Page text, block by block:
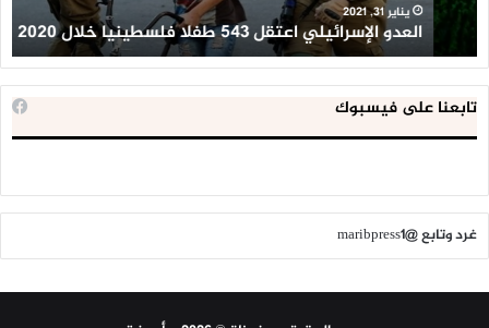
يناير 31, 2021
العدو الإسرائيلي اعتقل 543 طفلا فلسطينيا خلال 2020
تابعنا على فيسبوك
غرد وتابع @maribpress1